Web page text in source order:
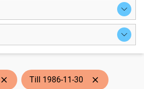
Till 1986-11-30